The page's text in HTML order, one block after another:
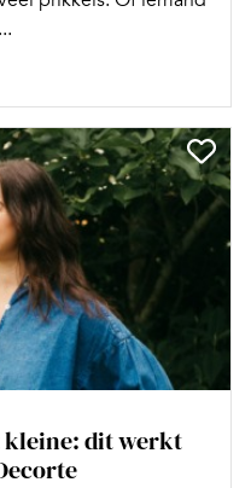
kleine: dit werkt